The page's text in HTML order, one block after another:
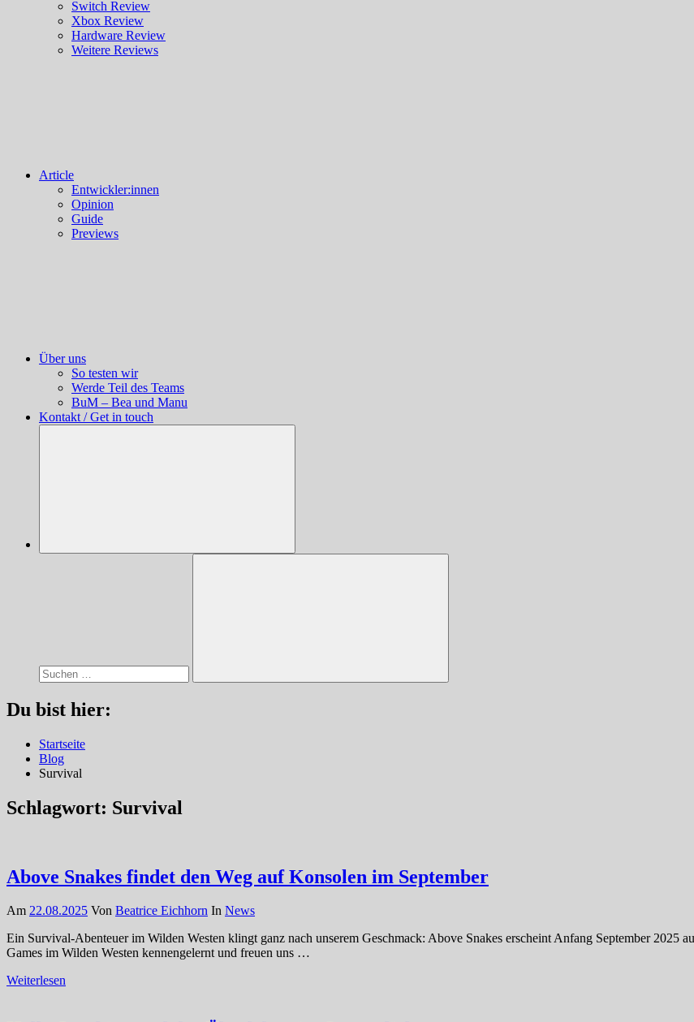
Switch Review
Xbox Review
Hardware Review
Weitere Reviews
Article
Entwickler:innen
Opinion
Guide
Previews
Über uns
So testen wir
Werde Teil des Teams
BuM – Bea und Manu
Kontakt / Get in touch
Suchen
Du bist hier:
Startseite
Blog
Survival
Schlagwort: Survival
Above Snakes findet den Weg auf Konsolen im September
Am 22.08.2025 Von Beatrice Eichhorn In News
Ein Survival-Abenteuer im Wilden Westen klingt ganz nach unserem Geschmack: Above Snakes erscheint Anfang September
Games im Wilden Westen kennengelernt und freuen uns …
Weiterlesen